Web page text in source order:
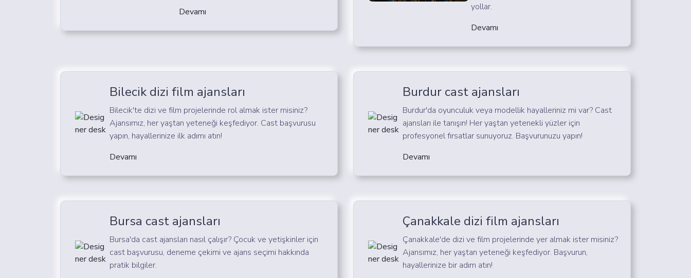
Devamı
yollar.
Devamı
Bilecik dizi film ajansları
Bilecik'te dizi ve film projelerinde rol almak ister misiniz?
Ajansımız, her yaştan yeteneği keşfediyor. Cast başvurusu
yapın, hayallerinize ilk adımı atın!
Devamı
Burdur cast ajansları
Burdur'da oyunculuk veya modellik hayalleriniz mi var? Cast
ajansları ile tanışın! Her yaştan yetenekli yüzler için
profesyonel fırsatlar sunuyoruz. Başvurunuzu yapın!
Devamı
Bursa cast ajansları
Bursa'da cast ajansları nasıl çalışır? Çocuk ve yetişkinler için
cast başvurusu, deneme çekimi ve ajans seçimi hakkında
pratik bilgiler.
Çanakkale dizi film ajansları
Çanakkale'de dizi ve film projelerinde yer almak ister misiniz?
Ajansımız, her yaştan yeteneği keşfediyor. Başvurun,
hayallerinize bir adım atın!